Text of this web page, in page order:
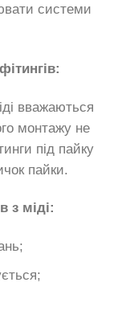
системи
вважаються
монтажу не
під пайку
пайки.
з міді: